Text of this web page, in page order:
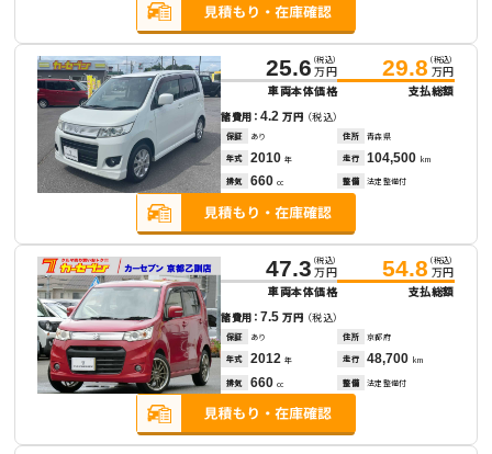
25.6 （税込）
万円
車両本体価格
29.8 （税込）
万円
支払総額
諸費用：4.2万円 （税込）
保証 あり 住所 青森県
年式 2010 年 走行 104,500 km
排気 660 cc 整備 法定整備付
47.3 （税込）
万円
車両本体価格
54.8 （税込）
万円
支払総額
諸費用：7.5万円 （税込）
保証 あり 住所 京都府
年式 2012 年 走行 48,700 km
排気 660 cc 整備 法定整備付